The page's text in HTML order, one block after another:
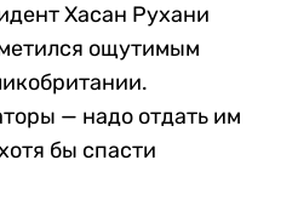
Хасан Рухани
ощутимым
— надо отдать им
бы спасти